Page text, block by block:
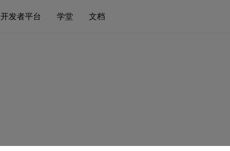
开发者平台 学堂 文档